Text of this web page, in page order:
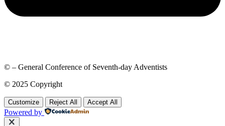
© – General Conference of Seventh-day Adventists
© 2025 Copyright
Customize Reject All Accept All
Powered by